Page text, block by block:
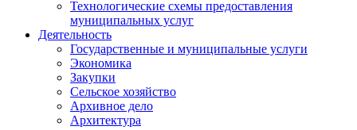
Технологические схемы предоставления
муниципальных услуг
Деятельность
Государственные и муниципальные услуги
Экономика
Закупки
Сельское хозяйство
Архивное дело
Архитектура